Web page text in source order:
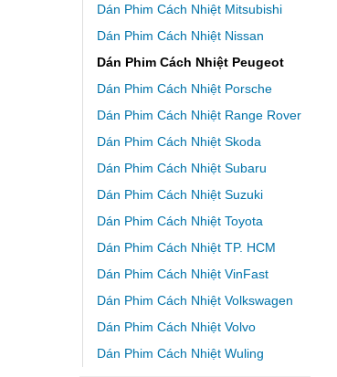
Dán Phim Cách Nhiệt Mitsubishi
Dán Phim Cách Nhiệt Nissan
Dán Phim Cách Nhiệt Peugeot
Dán Phim Cách Nhiệt Porsche
Dán Phim Cách Nhiệt Range Rover
Dán Phim Cách Nhiệt Skoda
Dán Phim Cách Nhiệt Subaru
Dán Phim Cách Nhiệt Suzuki
Dán Phim Cách Nhiệt Toyota
Dán Phim Cách Nhiệt TP. HCM
Dán Phim Cách Nhiệt VinFast
Dán Phim Cách Nhiệt Volkswagen
Dán Phim Cách Nhiệt Volvo
Dán Phim Cách Nhiệt Wuling